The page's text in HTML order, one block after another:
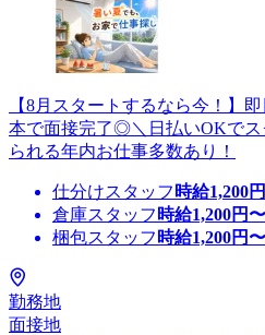
【8月スタートするなら今！】
本で面接完了◎＼日払いOKで
られる年内お仕事多数あり！
仕分けスタッフ 時給1,200
倉庫スタッフ 時給1,200円〜
梱包スタッフ 時給1,200円〜
勤務地
面接地